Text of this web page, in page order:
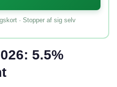
· Stopper af sig selv
5.5%